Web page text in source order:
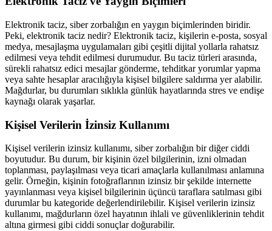
Elektronik taciz, siber zorbalığın en yaygın biçimlerinden biridir.
Peki, elektronik taciz nedir? Elektronik taciz, kişilerin e-posta, sosyal
medya, mesajlaşma uygulamaları gibi çeşitli dijital yollarla rahatsız
edilmesi veya tehdit edilmesi durumudur. Bu taciz türleri arasında,
sürekli rahatsız edici mesajlar gönderme, tehditkar yorumlar yapma
veya sahte hesaplar aracılığıyla kişisel bilgilere saldırma yer alabilir.
Mağdurlar, bu durumları sıklıkla günlük hayatlarında stres ve endişe
kaynağı olarak yaşarlar.
Kişisel Verilerin İzinsiz Kullanımı
Kişisel verilerin izinsiz kullanımı, siber zorbalığın bir diğer ciddi
boyutudur. Bu durum, bir kişinin özel bilgilerinin, izni olmadan
toplanması, paylaşılması veya ticari amaçlarla kullanılması anlamına
gelir. Örneğin, kişinin fotoğraflarının izinsiz bir şekilde internette
yayınlanması veya kişisel bilgilerinin üçüncü taraflara satılması gibi
durumlar bu kategoride değerlendirilebilir. Kişisel verilerin izinsiz
kullanımı, mağdurların özel hayatının ihlali ve güvenliklerinin tehdit
altına girmesi gibi ciddi sonuçlar doğurabilir.